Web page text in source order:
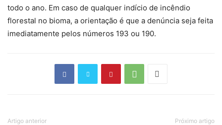
todo o ano. Em caso de qualquer indício de incêndio
florestal no bioma, a orientação é que a denúncia seja feita
imediatamente pelos números 193 ou 190.
Artigo anterior Próximo artigo